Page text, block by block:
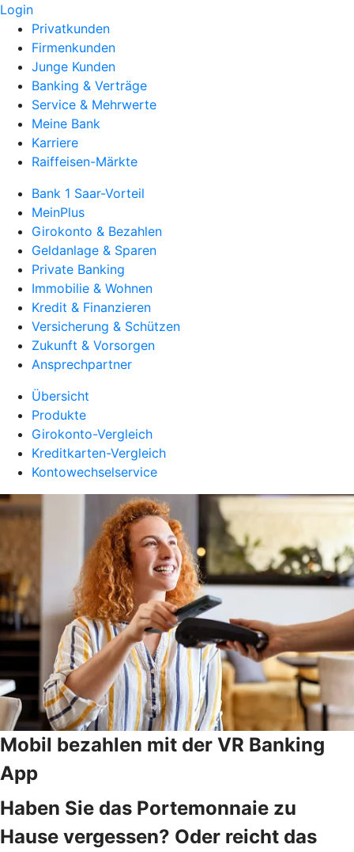
Login
Privatkunden
Firmenkunden
Junge Kunden
Banking & Verträge
Service & Mehrwerte
Meine Bank
Karriere
Raiffeisen-Märkte
Bank 1 Saar-Vorteil
MeinPlus
Girokonto & Bezahlen
Geldanlage & Sparen
Private Banking
Immobilie & Wohnen
Kredit & Finanzieren
Versicherung & Schützen
Zukunft & Vorsorgen
Ansprechpartner
Übersicht
Produkte
Girokonto-Vergleich
Kreditkarten-Vergleich
Kontowechselservice
Mobil bezahlen mit der VR Banking
App
Haben Sie das Portemonnaie zu
Hause vergessen? Oder reicht das